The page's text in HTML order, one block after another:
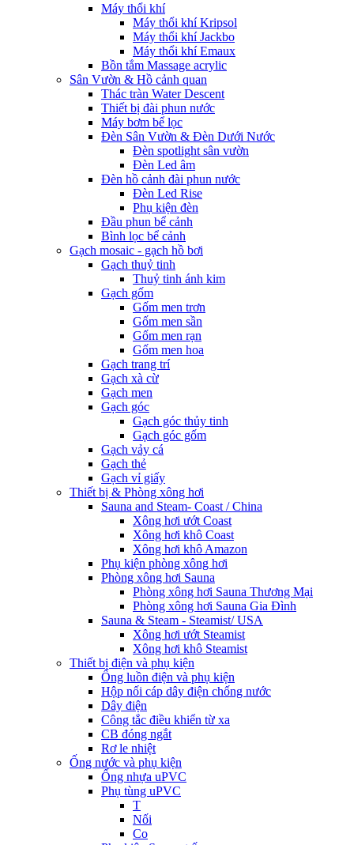
Máy thổi khí
Máy thổi khí Kripsol
Máy thổi khí Jackbo
Máy thổi khí Emaux
Bồn tắm Massage acrylic
Sân Vườn & Hồ cảnh quan
Thác tràn Water Descent
Thiết bị đài phun nước
Máy bơm bể lọc
Đèn Sân Vườn & Đèn Dưới Nước
Đèn spotlight sân vườn
Đèn Led âm
Đèn hồ cảnh đài phun nước
Đèn Led Rise
Phụ kiện đèn
Đầu phun bể cảnh
Bình lọc bể cảnh
Gạch mosaic - gạch hồ bơi
Gạch thuỷ tinh
Thuỷ tinh ánh kim
Gạch gốm
Gốm men trơn
Gốm men sần
Gốm men rạn
Gốm men hoa
Gạch trang trí
Gạch xà cừ
Gạch men
Gạch góc
Gạch góc thủy tinh
Gạch góc gốm
Gạch vảy cá
Gạch thẻ
Gạch vỉ giấy
Thiết bị & Phòng xông hơi
Sauna and Steam- Coast / China
Xông hơi ướt Coast
Xông hơi khô Coast
Xông hơi khô Amazon
Phụ kiện phòng xông hơi
Phòng xông hơi Sauna
Phòng xông hơi Sauna Thương Mại
Phòng xông hơi Sauna Gia Đình
Sauna & Steam - Steamist/ USA
Xông hơi ướt Steamist
Xông hơi khô Steamist
Thiết bị điện và phụ kiện
Ống luồn điện và phụ kiện
Hộp nối cáp dây điện chống nước
Dây điện
Công tắc điều khiển từ xa
CB đóng ngắt
Rơ le nhiệt
Ống nước và phụ kiện
Ống nhựa uPVC
Phụ tùng uPVC
T
Nối
Co